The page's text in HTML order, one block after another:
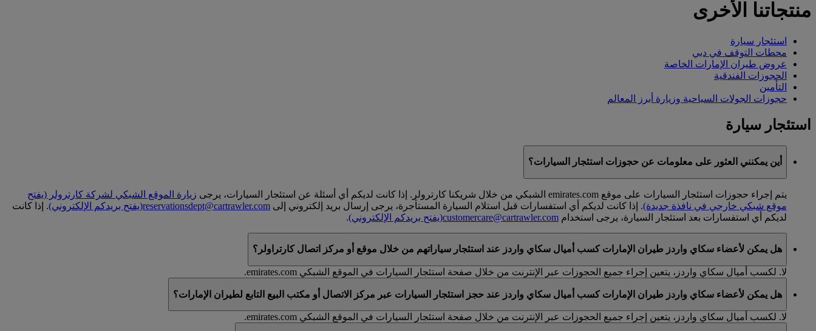
منتجاتنا الأخرى
استئجار سيارة
محطات التوقف في دبي
عروض طيران الإمارات الخاصة
الحجوزات الفندقية
التأمين
حجوزات الجولات السياحية وزيارة أبرز المعالم
استئجار سيارة
أين يمكنني العثور على معلومات عن حجوزات استئجار السيارات؟
يتم إجراء حجوزات استئجار السيارات على موقع emirates.com الشبكي من خلال شريكنا كارترولر. إذا كانت لديكم أي أسئلة عن استئجار السيارات، يرجى زيارة الموقع الشبكي لشركة كارترولر (يفتح
موقع شبكي خارجي في نافذة جديدة). إذا كانت لديكم أي استفسارات قبل استلام السيارة المستأجرة، يرجى إرسال بريد إلكتروني إلى reservationsdept@cartrawler.com(يفتح بريدكم الإلكتروني). إذا كانت
لديكم أي استفسارات بعد استئجار السيارة، يرجى استخدام customercare@cartrawler.com(يفتح بريدكم الإلكتروني).
هل يمكن لأعضاء سكاي واردز طيران الإمارات كسب أميال سكاي واردز عند استئجار سياراتهم من خلال موقع أو مركز اتصال كارتراولر؟
لا. لكسب أميال سكاي واردز، يتعين إجراء جميع الحجوزات عبر الإنترنت من خلال صفحة استئجار السيارات في الموقع الشبكي emirates.com.
هل يمكن لأعضاء سكاي واردز طيران الإمارات كسب أميال سكاي واردز عند حجز استئجار السيارات عبر مركز الاتصال أو مكتب البيع التابع لطيران الإمارات؟
لا. لكسب أميال سكاي واردز، يتعين إجراء جميع الحجوزات عبر الإنترنت من خلال صفحة استئجار السيارات في الموقع الشبكي emirates.com.